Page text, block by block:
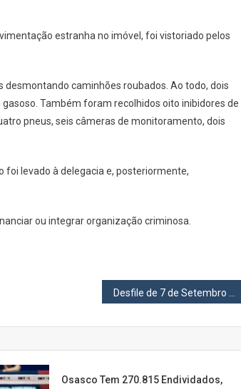
estranha no imóvel, foi vistoriado pelos
desmontando caminhões roubados. Ao todo, dois
Também foram recolhidos oito inibidores de
pneus, seis câmeras de monitoramento, dois
foi levado à delegacia e, posteriormente,
ou integrar organização criminosa.
Osasco Tem 270.815 Endividados,